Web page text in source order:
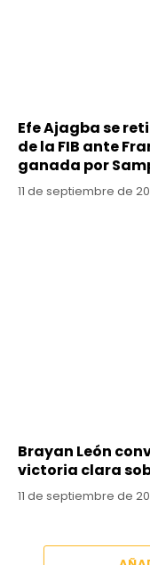
Efe Ajagba se
de la FIB ante
ganada por
11 de septiembre de
Brayan León
victoria clara
11 de septiembre de